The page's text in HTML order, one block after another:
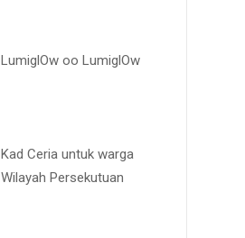
LumiglOw oo LumiglOw
Kad Ceria untuk warga
Wilayah Persekutuan